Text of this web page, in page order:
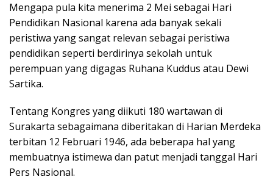
Mengapa pula kita menerima 2 Mei sebagai Hari
Pendidikan Nasional karena ada banyak sekali
peristiwa yang sangat relevan sebagai peristiwa
pendidikan seperti berdirinya sekolah untuk
perempuan yang digagas Ruhana Kuddus atau Dewi
Sartika.
Tentang Kongres yang diikuti 180 wartawan di
Surakarta sebagaimana diberitakan di Harian Merdeka
terbitan 12 Februari 1946, ada beberapa hal yang
membuatnya istimewa dan patut menjadi tanggal Hari
Pers Nasional.